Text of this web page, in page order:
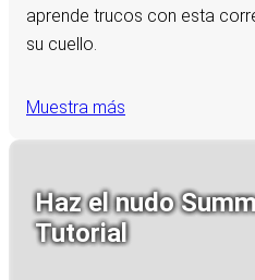
aprende trucos con esta
su cuello.
Muestra más
Haz el nudo
Tutorial